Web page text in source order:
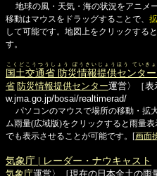
地球の風・天気・海の状況をアニメ
移動はマウスをドラッグすることで、
して可能です。地図上をクリックする
す。
国土交通省 防災情報提供センタ
こくどこうつうしょう ぼうさいじょうほう ていき
省 防災情報提供センター運営〉［表
w.jma.go.jp/bosai/realtimerad/
パソコンのマウスで場所の移動・拡
ム雨量(広域版)をクリックすると雨量
でも表示させることが可能です。[画面
気象庁 | レーダー・ナウキャスト
気象庁運営〉［現在の日本全土の雨